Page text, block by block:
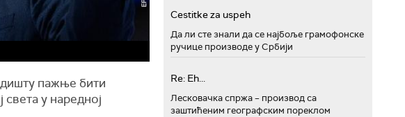
пажње бити
света у наредној
Cestitke za uspeh
Да ли сте знали да се најбоље грамофонске
ручице производе у Србији
Re: Eh...
Лесковачка спржа – производ са
заштићеним географским пореклом